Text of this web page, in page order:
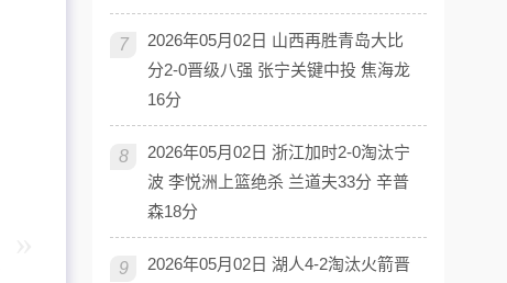
7
2026年05月02日 山西再胜青岛大比
分2-0晋级八强 张宁关键中投 焦海龙
16分
8
2026年05月02日 浙江加时2-0淘汰宁
波 李悦洲上篮绝杀 兰道夫33分 辛普
森18分
9
2026年05月02日 湖人4-2淘汰火箭晋